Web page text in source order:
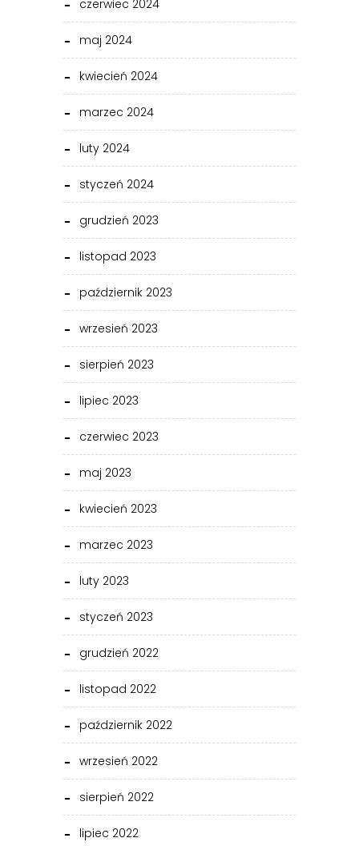
czerwiec 2024
maj 2024
kwiecień 2024
marzec 2024
luty 2024
styczeń 2024
grudzień 2023
listopad 2023
październik 2023
wrzesień 2023
sierpień 2023
lipiec 2023
czerwiec 2023
maj 2023
kwiecień 2023
marzec 2023
luty 2023
styczeń 2023
grudzień 2022
listopad 2022
październik 2022
wrzesień 2022
sierpień 2022
lipiec 2022